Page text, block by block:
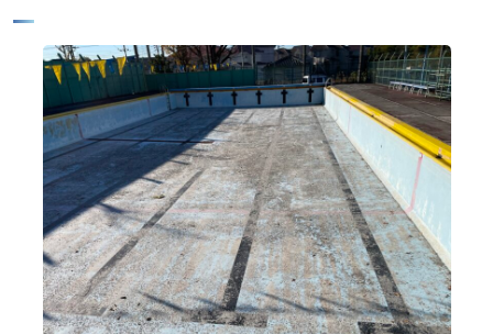
防水工事
民間工事
新築
その他
改修
新築